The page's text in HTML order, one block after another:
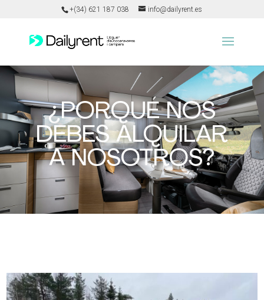
+(34) 621 187 038 info@dailyrent.es
¿PORQUÉ NOS
DEBES ALQUILAR
A NOSOTROS?